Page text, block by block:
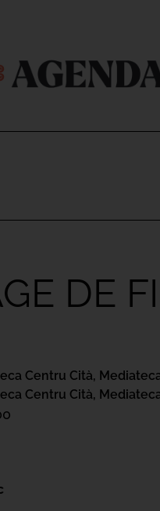
DE
Centru Cità,
Centru Cità,